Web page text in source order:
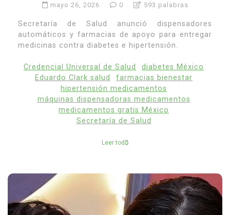
mayo 26, 2026 0 593 palabras
Secretaría de Salud anunció dispensadores
automáticos y farmacias de apoyo para entregar
medicinas contra diabetes e hipertensión.
Credencial Universal de Salud
diabetes México
Eduardo Clark salud
farmacias bienestar
hipertensión medicamentos
máquinas dispensadoras medicamentos
medicamentos gratis México
Secretaría de Salud
Leer todo